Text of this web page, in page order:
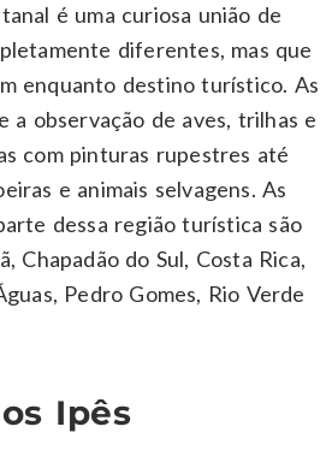
é uma curiosa união de
diferentes, mas que
enquanto destino turístico. As
a observação de aves, trilhas e
com pinturas rupestres até
e animais selvagens. As
dessa região turística são
Chapadão do Sul, Costa Rica,
Pedro Gomes, Rio Verde
Ipês